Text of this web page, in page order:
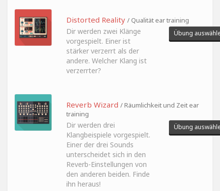
Distorted Reality / Qualität ear training
Dir werden zwei Klänge
vorgespielt. Einer ist
stärker verzerrt als der
andere. Welcher Klang ist
verzerrter?
Übung
Reverb Wizard / Räumlichkeit und Zeit ear
training
Dir werden drei
Klangbeispiele vorgespielt.
Einer der drei Sounds
unterscheidet sich in den
Reverb-Einstellungen von
den anderen beiden. Finde
ihn heraus!
Übung